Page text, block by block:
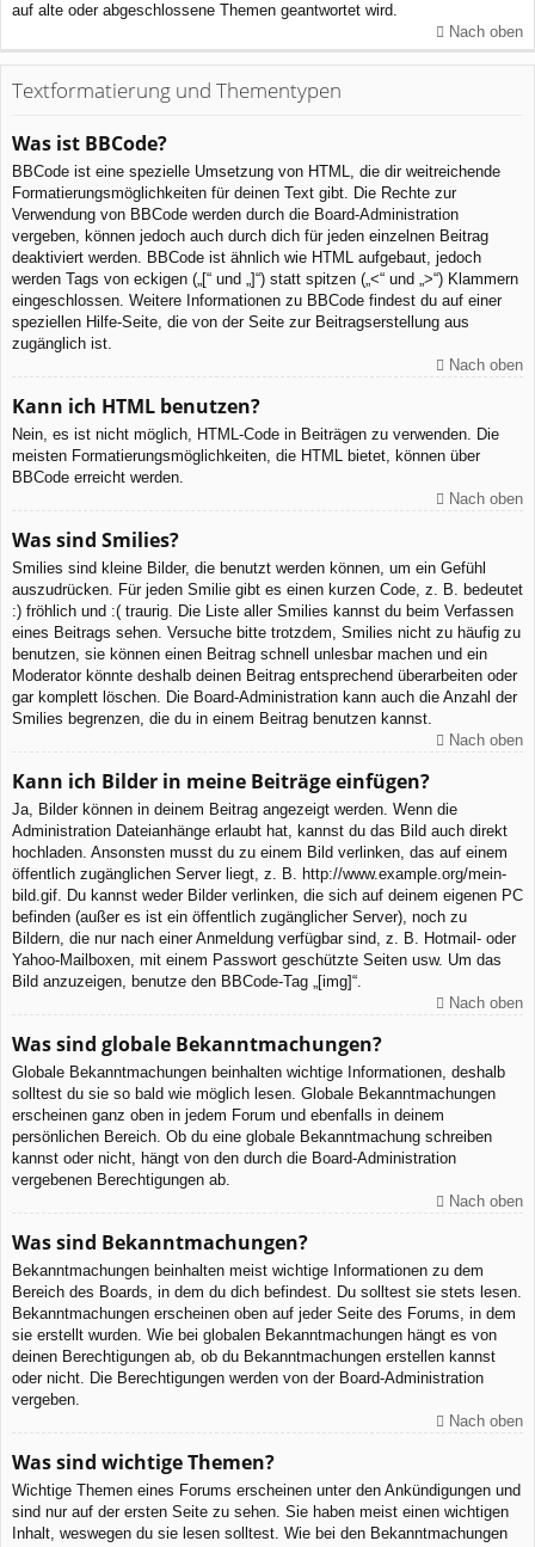
auf alte oder abgeschlossene Themen geantwortet wird.
Nach oben
Textformatierung und Thementypen
Was ist BBCode?
BBCode ist eine spezielle Umsetzung von HTML, die dir weitreichende
Formatierungsmöglichkeiten für deinen Text gibt. Die Rechte zur
Verwendung von BBCode werden durch die Board-Administration
vergeben, können jedoch auch durch dich für jeden einzelnen Beitrag
deaktiviert werden. BBCode ist ähnlich wie HTML aufgebaut, jedoch
werden Tags von eckigen („[“ und „]“) statt spitzen („<“ und „>“) Klammern
eingeschlossen. Weitere Informationen zu BBCode findest du auf einer
speziellen Hilfe-Seite, die von der Seite zur Beitragserstellung aus
zugänglich ist.
Nach oben
Kann ich HTML benutzen?
Nein, es ist nicht möglich, HTML-Code in Beiträgen zu verwenden. Die
meisten Formatierungsmöglichkeiten, die HTML bietet, können über
BBCode erreicht werden.
Nach oben
Was sind Smilies?
Smilies sind kleine Bilder, die benutzt werden können, um ein Gefühl
auszudrücken. Für jeden Smilie gibt es einen kurzen Code, z. B. bedeutet
:) fröhlich und :( traurig. Die Liste aller Smilies kannst du beim Verfassen
eines Beitrags sehen. Versuche bitte trotzdem, Smilies nicht zu häufig zu
benutzen, sie können einen Beitrag schnell unlesbar machen und ein
Moderator könnte deshalb deinen Beitrag entsprechend überarbeiten oder
gar komplett löschen. Die Board-Administration kann auch die Anzahl der
Smilies begrenzen, die du in einem Beitrag benutzen kannst.
Nach oben
Kann ich Bilder in meine Beiträge einfügen?
Ja, Bilder können in deinem Beitrag angezeigt werden. Wenn die
Administration Dateianhänge erlaubt hat, kannst du das Bild auch direkt
hochladen. Ansonsten musst du zu einem Bild verlinken, das auf einem
öffentlich zugänglichen Server liegt, z. B. http://www.example.org/mein-
bild.gif. Du kannst weder Bilder verlinken, die sich auf deinem eigenen PC
befinden (außer es ist ein öffentlich zugänglicher Server), noch zu
Bildern, die nur nach einer Anmeldung verfügbar sind, z. B. Hotmail- oder
Yahoo-Mailboxen, mit einem Passwort geschützte Seiten usw. Um das
Bild anzuzeigen, benutze den BBCode-Tag „[img]“.
Nach oben
Was sind globale Bekanntmachungen?
Globale Bekanntmachungen beinhalten wichtige Informationen, deshalb
solltest du sie so bald wie möglich lesen. Globale Bekanntmachungen
erscheinen ganz oben in jedem Forum und ebenfalls in deinem
persönlichen Bereich. Ob du eine globale Bekanntmachung schreiben
kannst oder nicht, hängt von den durch die Board-Administration
vergebenen Berechtigungen ab.
Nach oben
Was sind Bekanntmachungen?
Bekanntmachungen beinhalten meist wichtige Informationen zu dem
Bereich des Boards, in dem du dich befindest. Du solltest sie stets lesen.
Bekanntmachungen erscheinen oben auf jeder Seite des Forums, in dem
sie erstellt wurden. Wie bei globalen Bekanntmachungen hängt es von
deinen Berechtigungen ab, ob du Bekanntmachungen erstellen kannst
oder nicht. Die Berechtigungen werden von der Board-Administration
vergeben.
Nach oben
Was sind wichtige Themen?
Wichtige Themen eines Forums erscheinen unter den Ankündigungen und
sind nur auf der ersten Seite zu sehen. Sie haben meist einen wichtigen
Inhalt, weswegen du sie lesen solltest. Wie bei den Bekanntmachungen